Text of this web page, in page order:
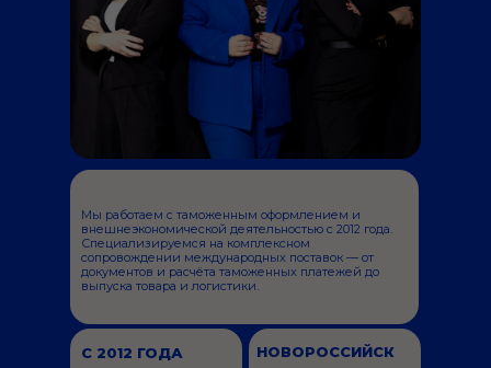
С 2012 ГОДА НОВОРОССИЙСК
Мы работаем с таможенным оформлением и
внешнеэкономической деятельностью с 2012 года.
Специализируемся на комплексном
сопровождении международных поставок — от
документов и расчёта таможенных платежей до
выпуска товара и логистики.